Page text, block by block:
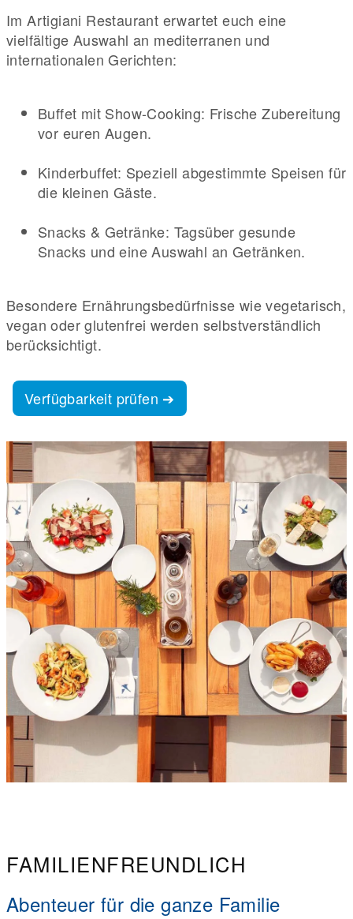
Im Artigiani Restaurant erwartet euch eine
vielfältige Auswahl an mediterranen und
internationalen Gerichten:
Buffet mit Show-Cooking: Frische Zubereitung
vor euren Augen.
Kinderbuffet: Speziell abgestimmte Speisen für
die kleinen Gäste.
Snacks & Getränke: Tagsüber gesunde
Snacks und eine Auswahl an Getränken.
Besondere Ernährungsbedürfnisse wie vegetarisch,
vegan oder glutenfrei werden selbstverständlich
berücksichtigt.
Verfügbarkeit prüfen ➔
FAMILIENFREUNDLICH
Abenteuer für die ganze Familie